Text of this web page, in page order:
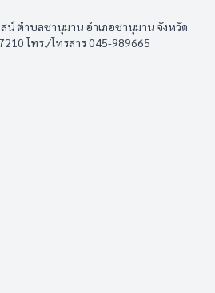
ตำบลชานุมาน อำเภอชานุมาน จังหวัด
โทร./โทรสาร 045-989665